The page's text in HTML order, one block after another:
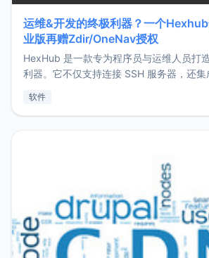
运维&开发的终极利器？一个
业版再赠Zdir/OneNav授权
HexHub 是一款专为程序员与运维人员打
利器。它不仅支持连接 SSH 服务器，还
件间频繁切换，仅凭 HexHub 即可同时搞
软件